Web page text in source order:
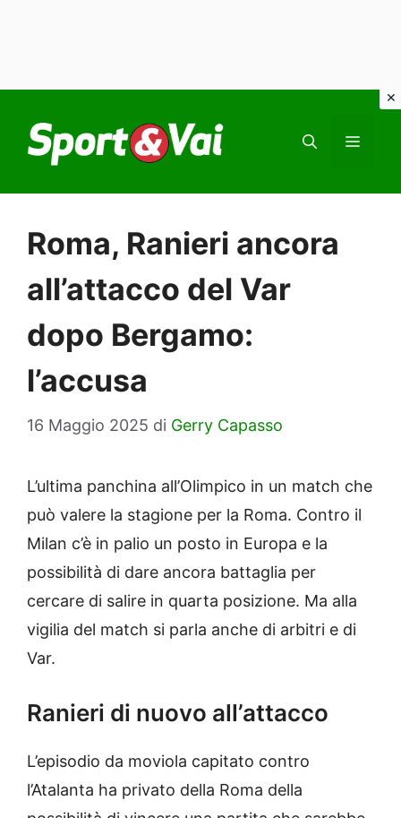
contenuto
Roma, Ranieri ancora
all’attacco del Var
dopo Bergamo:
l’accusa
16 Maggio 2025 di Gerry Capasso
L’ultima panchina all’Olimpico in un match che
può valere la stagione per la Roma. Contro il
Milan c’è in palio un posto in Europa e la
possibilità di dare ancora battaglia per
cercare di salire in quarta posizione. Ma alla
vigilia del match si parla anche di arbitri e di
Var.
Ranieri di nuovo all’attacco
L’episodio da moviola capitato contro
l’Atalanta ha privato della Roma della